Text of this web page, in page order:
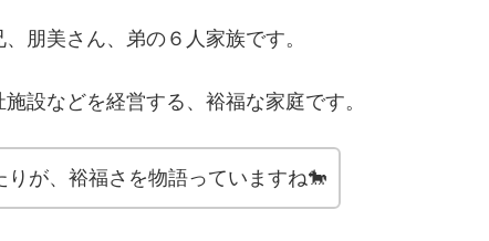
朋美さん、弟の６人家族です。
設などを経営する、裕福な家庭です。
りが、裕福さを物語っていますね🐎